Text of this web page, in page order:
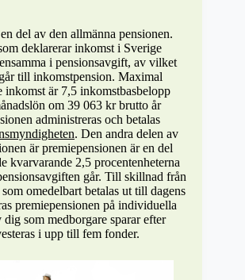
del av den allmänna pensionen.
deklarerar inkomst i Sverige
i pensionsavgift, av vilket
till inkomstpension. Maximal
inkomst är 7,5 inkomstbasbelopp
om 39 063 kr brutto år
administreras och betalas
. Den andra delen av
är premiepensionen är en del
kvarvarande 2,5 procentenheterna
går. Till skillnad från
omedelbart betalas ut till dagens
premiepensionen på individuella
som medborgare sparar efter
i upp till fem fonder.